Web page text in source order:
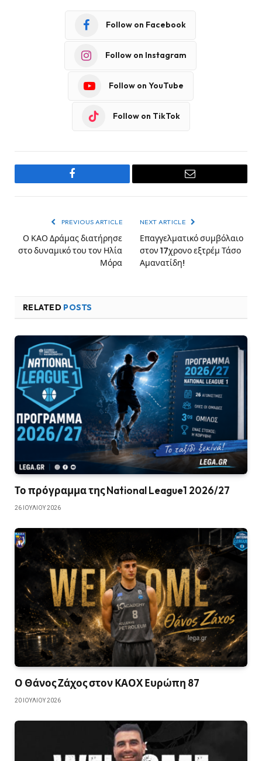
Follow on Facebook
Follow on Instagram
Follow on YouTube
Follow on TikTok
Facebook Email
PREVIOUS ARTICLE
Ο ΚΑΟ Δράμας διατήρησε
στο δυναμικό του τον Ηλία
Μόρα
NEXT ARTICLE
Επαγγελματικό συμβόλαιο
στον 17χρονο εξτρέμ Τάσο
Αμανατίδη!
RELATED POSTS
Το πρόγραμμα της National League1 2026/27
26 ΙΟΥΛΊΟΥ 2026
Ο Θάνος Ζάχος στον ΚΑΟΧ Ευρώπη 87
20 ΙΟΥΛΊΟΥ 2026